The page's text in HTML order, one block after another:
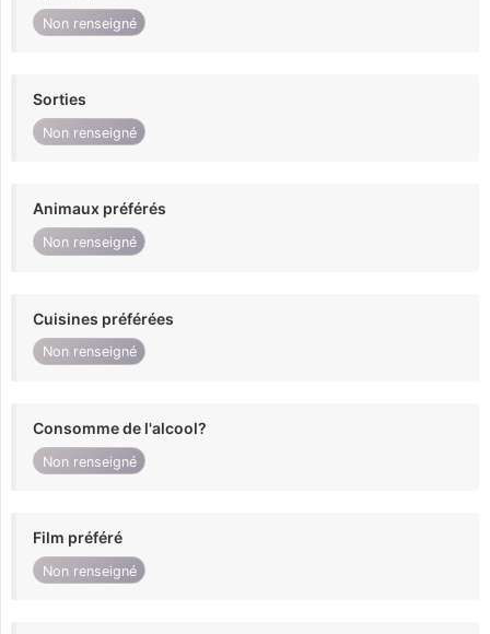
Non renseigné
Sorties
Non renseigné
Animaux préférés
Non renseigné
Cuisines préférées
Non renseigné
Consomme de l'alcool?
Non renseigné
Film préféré
Non renseigné